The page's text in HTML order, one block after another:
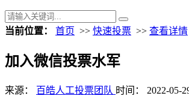
当前位置： 首页 >> 快速投票 >> 查看详情
加入微信投票水军
来源： 百皓人工投票团队 时间： 2022-05-